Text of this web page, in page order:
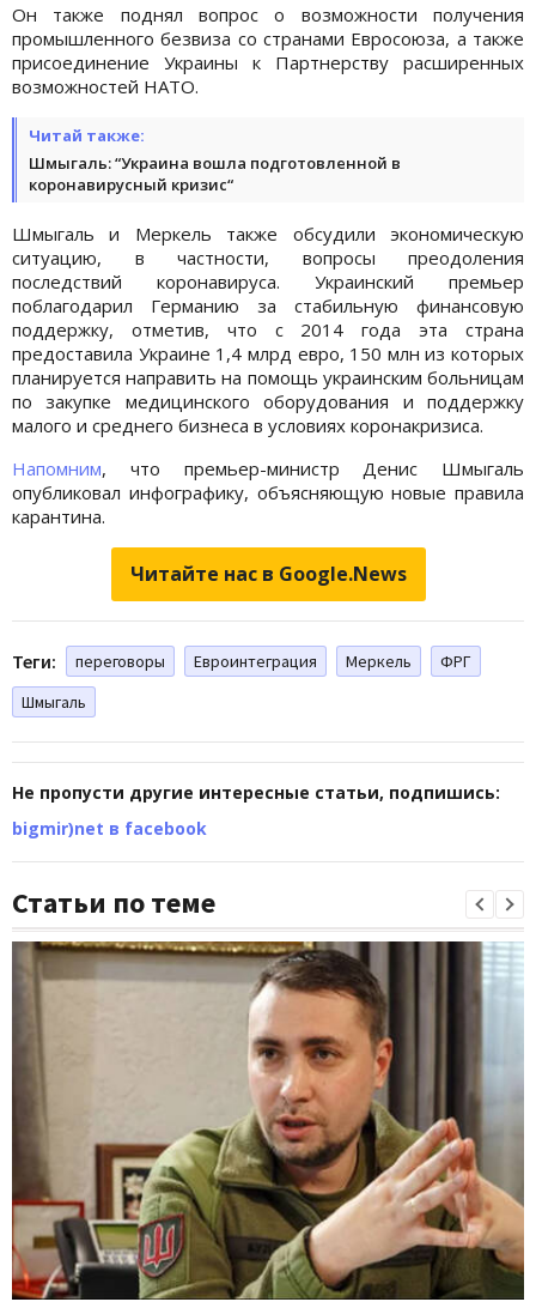
Он также поднял вопрос о возможности получения
промышленного безвиза со странами Евросоюза, а также
присоединение Украины к Партнерству расширенных
возможностей НАТО.
Читай также:
Шмыгаль: “Украина вошла подготовленной в
коронавирусный кризис“
Шмыгаль и Меркель также обсудили экономическую
ситуацию, в частности, вопросы преодоления
последствий коронавируса. Украинский премьер
поблагодарил Германию за стабильную финансовую
поддержку, отметив, что с 2014 года эта страна
предоставила Украине 1,4 млрд евро, 150 млн из которых
планируется направить на помощь украинским больницам
по закупке медицинского оборудования и поддержку
малого и среднего бизнеса в условиях коронакризиса.
Напомним, что премьер-министр Денис Шмыгаль
опубликовал инфографику, объясняющую новые правила
карантина.
Читайте нас в Google.News
Теги: переговоры Евроинтеграция Меркель
ФРГ
Шмыгаль
Не пропусти другие интересные статьи, подпишись:
bigmir)net в facebook
Статьи по теме